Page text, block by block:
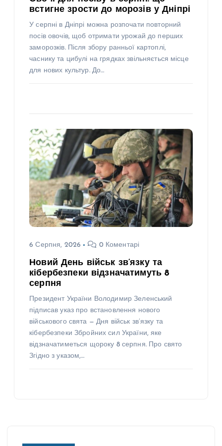
встигне зрости до морозів у Дніпрі
У серпні в Дніпрі можна розпочати повторний
посів овочів, щоб отримати урожай до перших
заморозків. Після збору ранньої картоплі,
часнику та цибулі на грядках звільняється місце
для нових культур. До…
6 Серпня, 2026 0 Коментарі
Новий День військ зв’язку та
кібербезпеки відзначатимуть 8
серпня
Президент України Володимир Зеленський
підписав указ про встановлення нового
військового свята — Дня військ зв’язку та
кібербезпеки Збройних сил України, яке
відзначатиметься щороку 8 серпня. Про свято
Згідно з указом,…